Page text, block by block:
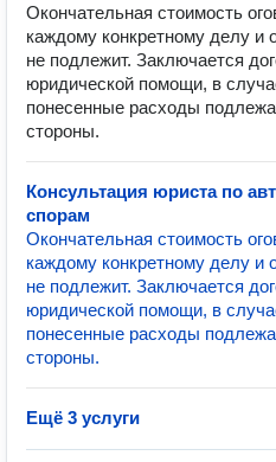
Окончательная стоимость
каждому конкретному делу и
не подлежит. Заключается
юридической помощи, в
понесенные расходы
стороны.
Консультация юриста по
спорам
Окончательная стоимость
каждому конкретному делу и
не подлежит. Заключается
юридической помощи, в
понесенные расходы
стороны.
Ещё 3 услуги